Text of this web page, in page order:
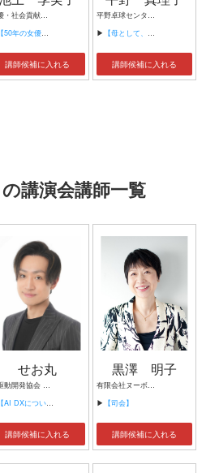
女優・社会貢献活動家
【50年の女優人生から学んだこと～表現の力と人との繋がり～】
講師候補に入れる
平野卓球センター 監督
▶ 【母として、コーチとして共に輝く【卓球教室】～あんしんして・いきいきと・ちいきで・ふつうに・くらせる・しゃかいとは～】
講師候補に入れる
講演会講師一覧
せお丸
AI駆動開発協会 代表理事 サイバーフリークス株式会社 代表取締役
【AI DXについて】
講師候補に入れる
黒澤 明子
有限会社ヌーボヌール代表取締役
▶ 【司会】
講師候補に入れる